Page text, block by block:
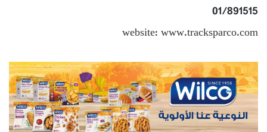
01/891515
website: www.tracksparco.com